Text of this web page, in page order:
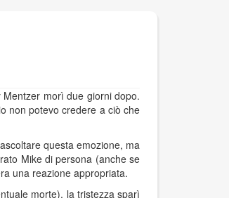
morì due giorni dopo.
non potevo credere a ciò che
questa emozione, ma
Mike di persona (anche se
una reazione appropriata.
morte), la tristezza sparì